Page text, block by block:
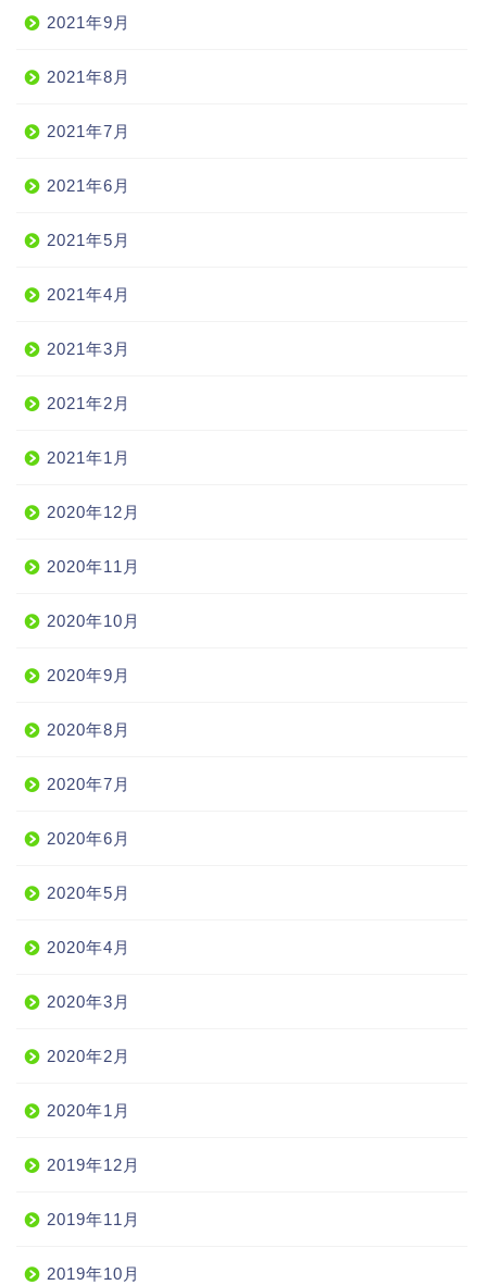
2021年9月
2021年8月
2021年7月
2021年6月
2021年5月
2021年4月
2021年3月
2021年2月
2021年1月
2020年12月
2020年11月
2020年10月
2020年9月
2020年8月
2020年7月
2020年6月
2020年5月
2020年4月
2020年3月
2020年2月
2020年1月
2019年12月
2019年11月
2019年10月